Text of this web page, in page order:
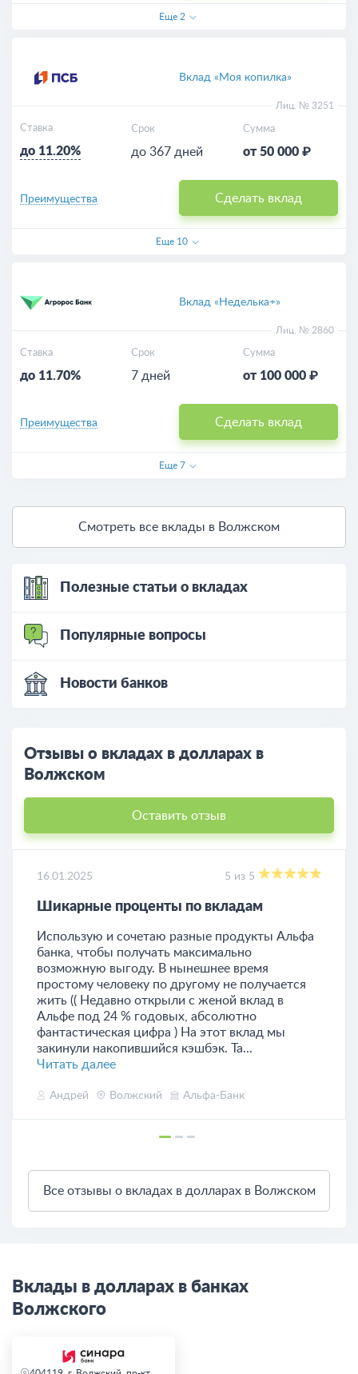
Еще 2
Вклад «Моя копилка»
Лиц. № 3251
Ставка
до 11.20%
Срок
до 367 дней
Сумма
от 50 000 ₽
Сделать вклад
Преимущества
Еще 10
Вклад «Неделька+»
Лиц. № 2860
Ставка
до 11.70%
Срок
7 дней
Сумма
от 100 000 ₽
Сделать вклад
Преимущества
Еще 7
Смотреть все вклады в Волжском
Полезные статьи о вкладах
Популярные вопросы
Новости банков
Отзывы о вкладах в долларах в
Волжском
Оставить отзыв
16.01.2025 5 из 5
Шикарные проценты по вкладам
Использую и сочетаю разные продукты Альфа
банка, чтобы получать максимально
возможную выгоду. В нынешнее время
простому человеку по другому не получается
жить (( Недавно открыли с женой вклад в
Альфе под 24 % годовых, абсолютно
фантастическая цифра ) На этот вклад мы
закинули накопившийся кэшбэк. Та...
Читать далее
Андрей Волжский Альфа-Банк
Все отзывы о вкладах в долларах в Волжском
Вклады в долларах в банках
Волжского